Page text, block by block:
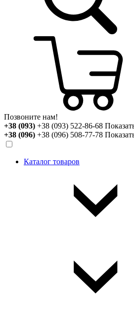
Позвоните нам!
+38 (093) +38 (093) 522-86-68
+38 (096) +38 (096) 508-77-78
Каталог товаров